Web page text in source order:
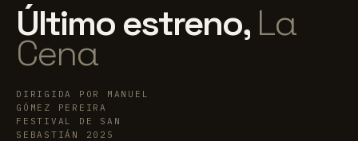
Último estreno, La
Cena
DIRIGIDA POR MANUEL
GÓMEZ PEREIRA
FESTIVAL DE SAN
SEBASTIÁN 2025